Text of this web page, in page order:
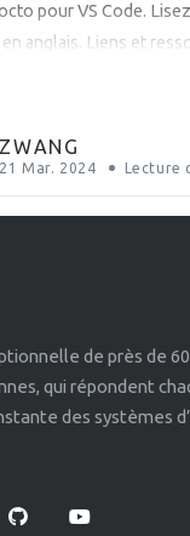
pour VS Code.
anglais. Liens et
depuis le magasin VS
des […]
ZWANG
21 Mar. 2024 Lecture
de près de
qui répondent
des systèmes